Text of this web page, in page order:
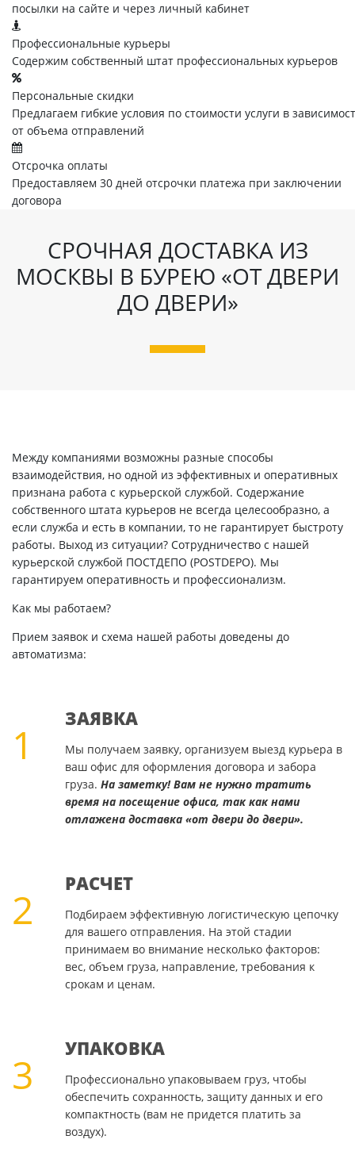
посылки на сайте и через личный кабинет
Профессиональные курьеры
Содержим собственный штат профессиональных курьеров
Персональные скидки
Предлагаем гибкие условия по стоимости услуги в
от объема отправлений
Отсрочка оплаты
Предоставляем 30 дней отсрочки платежа при заключении
договора
СРОЧНАЯ ДОСТАВКА ИЗ
МОСКВЫ В БУРЕЮ «ОТ ДВЕРИ
ДО ДВЕРИ»
Между компаниями возможны разные способы
взаимодействия, но одной из эффективных и оперативных
признана работа с курьерской службой. Содержание
собственного штата курьеров не всегда целесообразно, а
если служба и есть в компании, то не гарантирует быстроту
работы. Выход из ситуации? Сотрудничество с нашей
курьерской службой ПОСТДЕПО (POSTDEPO). Мы
гарантируем оперативность и профессионализм.
Как мы работаем?
Прием заявок и схема нашей работы доведены до
автоматизма:
1
ЗАЯВКА
Мы получаем заявку, организуем выезд курьера в
ваш офис для оформления договора и забора
груза. На заметку! Вам не нужно тратить
время на посещение офиса, так как нами
отлажена доставка «от двери до двери».
2
РАСЧЕТ
Подбираем эффективную логистическую цепочку
для вашего отправления. На этой стадии
принимаем во внимание несколько факторов:
вес, объем груза, направление, требования к
срокам и ценам.
3
УПАКОВКА
Профессионально упаковываем груз, чтобы
обеспечить сохранность, защиту данных и его
компактность (вам не придется платить за
воздух).